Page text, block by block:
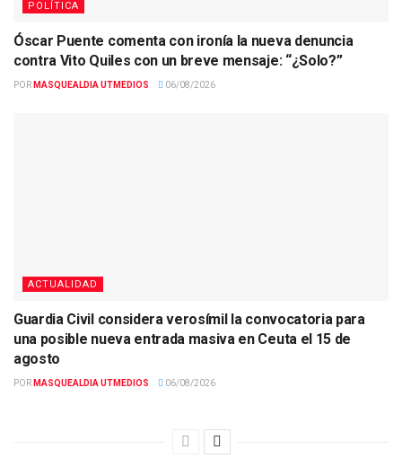
POLÍTICA
Óscar Puente comenta con ironía la nueva denuncia
contra Vito Quiles con un breve mensaje: “¿Solo?”
POR MASQUEALDIA UTMEDIOS 06/08/2026
ACTUALIDAD
Guardia Civil considera verosímil la convocatoria para
una posible nueva entrada masiva en Ceuta el 15 de
agosto
POR MASQUEALDIA UTMEDIOS 06/08/2026